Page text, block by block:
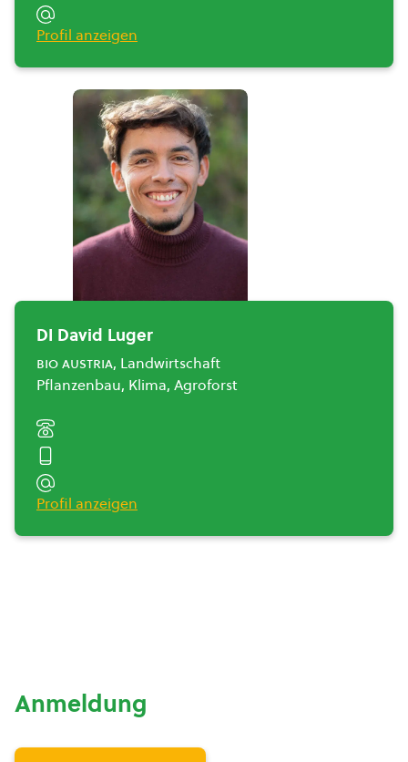
Profil anzeigen
DI David Luger
bio austria, Landwirtschaft
Pflanzenbau, Klima, Agroforst
Profil anzeigen
Anmeldung